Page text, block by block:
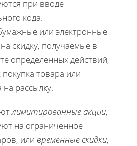
при вводе
кода.
или электронные
скидку, получаемые в
определенных действий,
покупка товара или
на рассылку.
лимитированные акции,
на ограниченное
или временные скидки,